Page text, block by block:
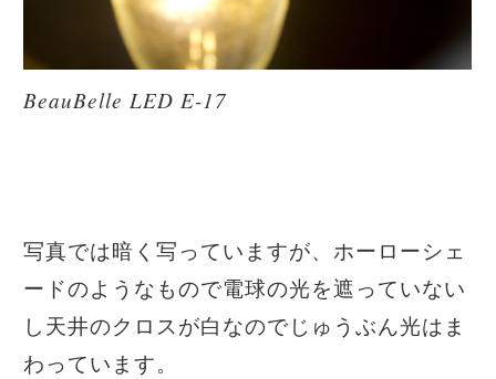
BeauBelle LED E-17
写真では暗く写っていますが、ホーローシェ
ードのようなもので電球の光を遮っていない
し天井のクロスが白なのでじゅうぶん光はま
わっています。